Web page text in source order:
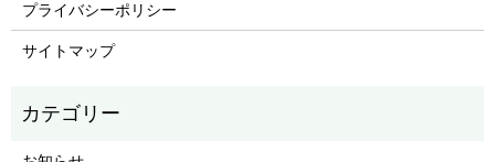
プライバシーポリシー
サイトマップ